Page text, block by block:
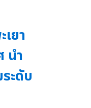
ยา
นำ
ะดับ